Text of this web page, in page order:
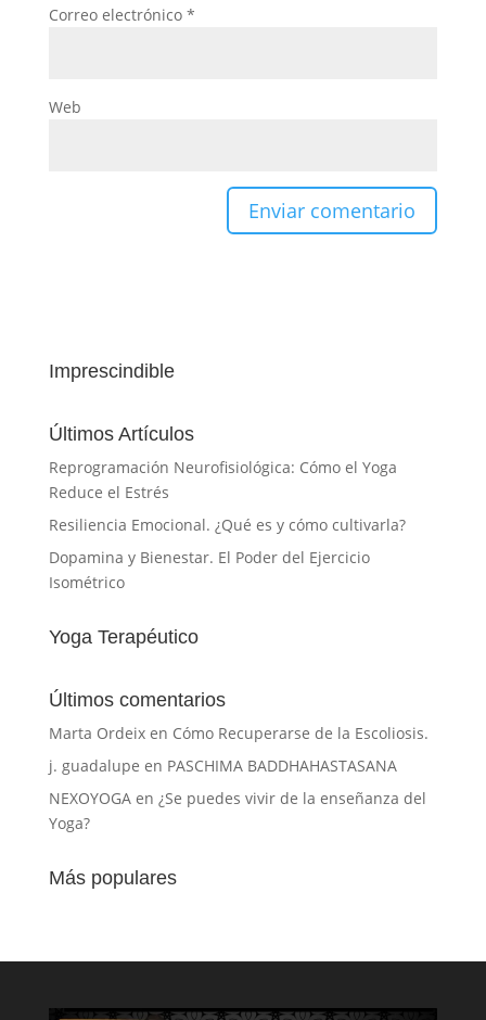
Correo electrónico *
Web
Imprescindible
Últimos Artículos
Reprogramación Neurofisiológica: Cómo el Yoga
Reduce el Estrés
Resiliencia Emocional. ¿Qué es y cómo cultivarla?
Dopamina y Bienestar. El Poder del Ejercicio
Isométrico
Yoga Terapéutico
Últimos comentarios
Marta Ordeixen Cómo Recuperarse de la Escoliosis.
j. guadalupe en PASCHIMA BADDHAHASTASANA
NEXOYOGAen ¿Se puedes vivir de la enseñanza del
Yoga?
Más populares